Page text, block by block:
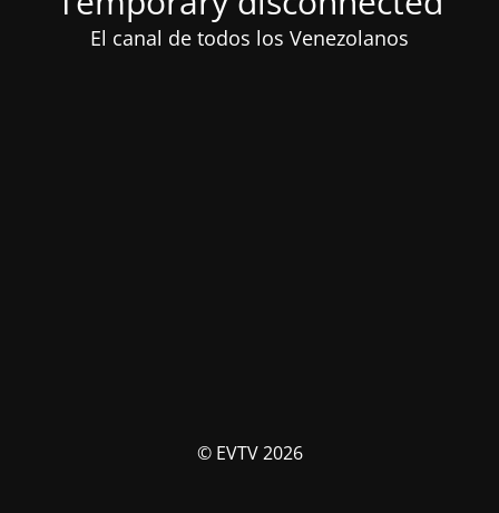
El canal de todos los Venezolanos
© EVTV 2026